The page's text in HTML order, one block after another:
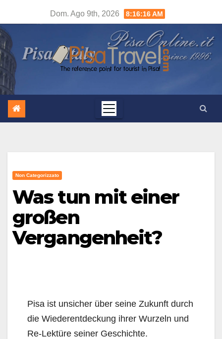
contenuto
Dom. Ago 9th, 2026 8:16:18 AM
Non Categorizzato
Was tun mit einer
großen
Vergangenheit?
Pisa ist unsicher über seine Zukunft durch
die Wiederentdeckung ihrer Wurzeln und
Re-Lektüre seiner Geschichte.